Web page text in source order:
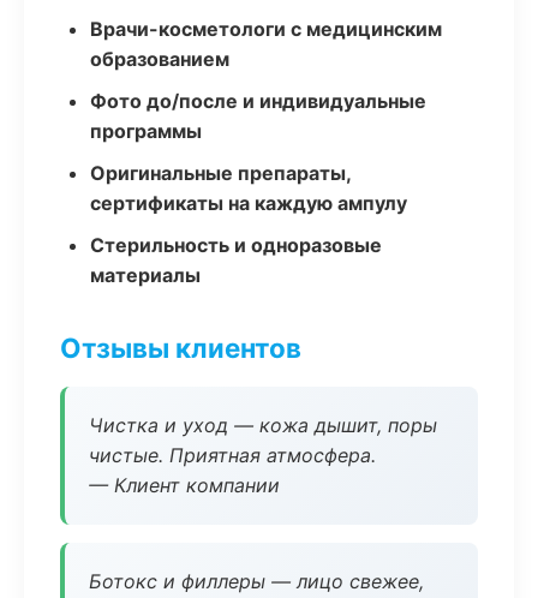
Врачи-косметологи с медицинским
образованием
Фото до/после и индивидуальные
программы
Оригинальные препараты,
сертификаты на каждую ампулу
Стерильность и одноразовые
материалы
Отзывы клиентов
Чистка и уход — кожа дышит, поры
чистые. Приятная атмосфера.
— Клиент компании
Ботокс и филлеры — лицо свежее,